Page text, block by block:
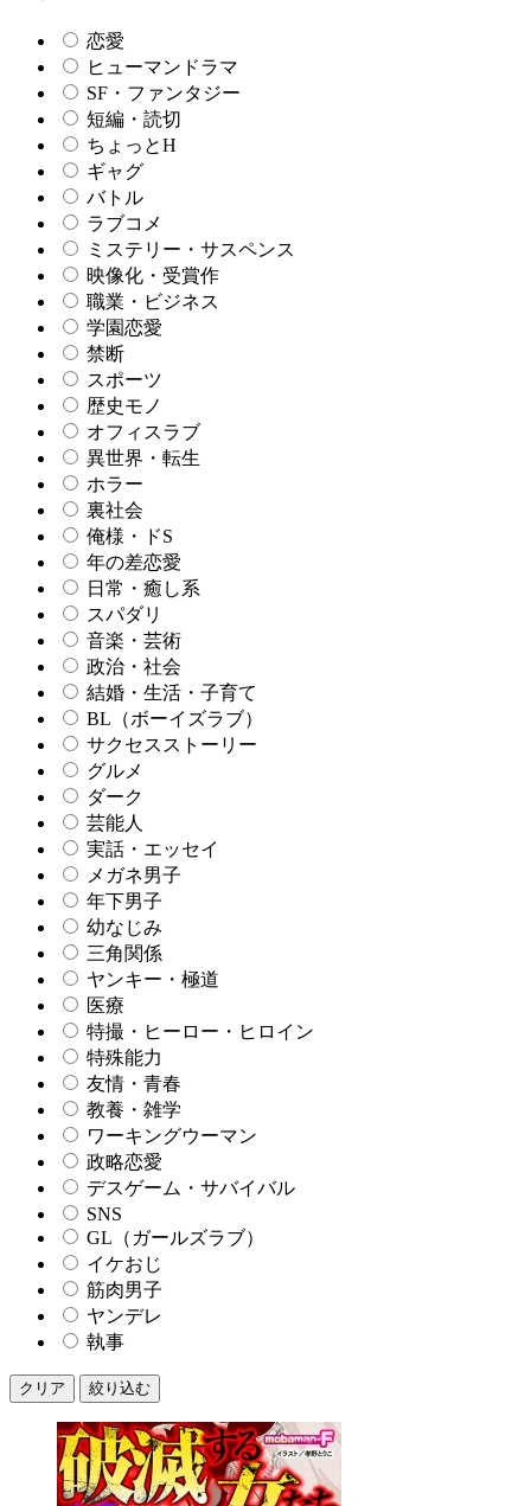
恋愛
ヒューマンドラマ
SF・ファンタジー
短編・読切
ちょっとH
ギャグ
バトル
ラブコメ
ミステリー・サスペンス
映像化・受賞作
職業・ビジネス
学園恋愛
禁断
スポーツ
歴史モノ
オフィスラブ
異世界・転生
ホラー
裏社会
俺様・ドS
年の差恋愛
日常・癒し系
スパダリ
音楽・芸術
政治・社会
結婚・生活・子育て
BL（ボーイズラブ）
サクセスストーリー
グルメ
ダーク
芸能人
実話・エッセイ
メガネ男子
年下男子
幼なじみ
三角関係
ヤンキー・極道
医療
特撮・ヒーロー・ヒロイン
特殊能力
友情・青春
教養・雑学
ワーキングウーマン
政略恋愛
デスゲーム・サバイバル
SNS
GL（ガールズラブ）
イケおじ
筋肉男子
ヤンデレ
執事
クリア 絞り込む